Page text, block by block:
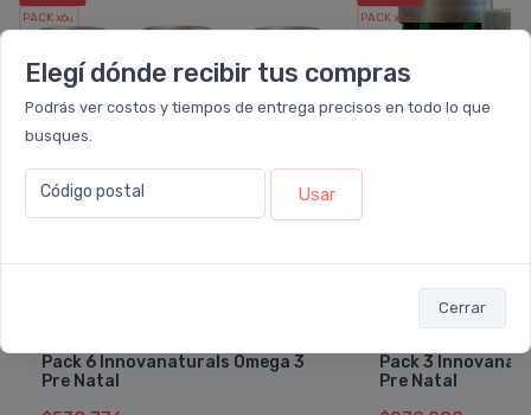
Elegí dónde recibir tus compras
Podrás ver costos y tiempos de entrega precisos en todo lo que
busques.
Código postal Usar
Cerrar
PACK x6u.
Pack 6 Innovanaturals Omega 3
Pre Natal
PACK x3u.
Pack 3
Pre Natal